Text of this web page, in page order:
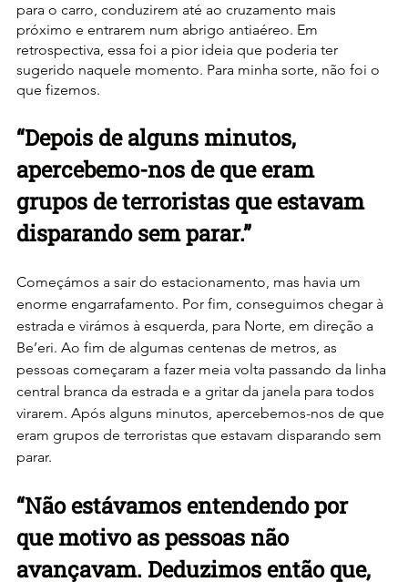
para o carro, conduzirem até ao cruzamento mais
próximo e entrarem num abrigo antiaéreo. Em
retrospectiva, essa foi a pior ideia que poderia ter
sugerido naquele momento. Para minha sorte, não foi o
que fizemos.
“Depois de alguns minutos,
apercebemo-nos de que eram
grupos de terroristas que estavam
disparando sem parar.”
Começámos a sair do estacionamento, mas havia um
enorme engarrafamento. Por fim, conseguimos chegar à
estrada e virámos à esquerda, para Norte, em direção a
Be’eri. Ao fim de algumas centenas de metros, as
pessoas começaram a fazer meia volta passando da linha
central branca da estrada e a gritar da janela para todos
virarem. Após alguns minutos, apercebemos-nos de que
eram grupos de terroristas que estavam disparando sem
parar.
“Não estávamos entendendo por
que motivo as pessoas não
avançavam. Deduzimos então que,